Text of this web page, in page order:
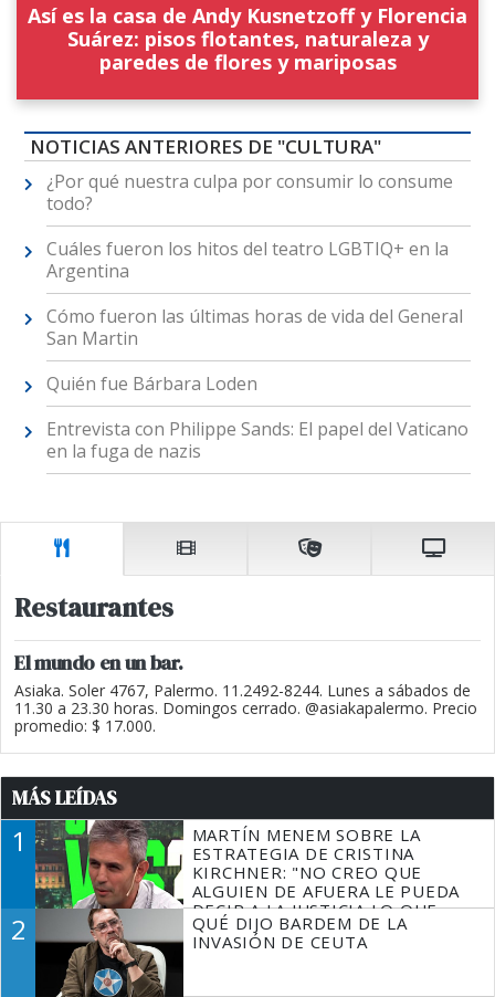
Así es la casa de Andy Kusnetzoff y Florencia
Suárez: pisos flotantes, naturaleza y
paredes de flores y mariposas
NOTICIAS ANTERIORES DE "CULTURA"
¿Por qué nuestra culpa por consumir lo consume
todo?
Cuáles fueron los hitos del teatro LGBTIQ+ en la
Argentina
Cómo fueron las últimas horas de vida del General
San Martin
Quién fue Bárbara Loden
Entrevista con Philippe Sands: El papel del Vaticano
en la fuga de nazis
Restaurantes
El mundo en un bar.
Asiaka. Soler 4767, Palermo. 11.2492-8244. Lunes a sábados de
11.30 a 23.30 horas. Domingos cerrado. @asiakapalermo. Precio
promedio: $ 17.000.
MÁS LEÍDAS
1
MARTÍN MENEM SOBRE LA
ESTRATEGIA DE CRISTINA
KIRCHNER: "NO CREO QUE
ALGUIEN DE AFUERA LE PUEDA
DECIR A LA JUSTICIA LO QUE
TIENE QUE HACER"
2
QUÉ DIJO BARDEM DE LA
INVASIÓN DE CEUTA